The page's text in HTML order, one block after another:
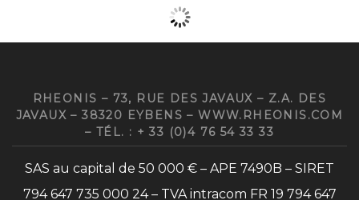
RHEONIS – 73, RUE DES JAVAUX – Z.A. DES
JAVAUX – 38320 EYBENS – WWW.RHEONIS.COM
– TÉL. : + 33 (0)4 76 54 33 33
SAS au capital de 50 000 € – APE 7490B – SIRET
794 647 735 000 24 – TVA intracom FR 19 794 647